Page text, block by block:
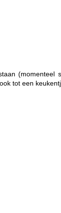
(momenteel
tot een